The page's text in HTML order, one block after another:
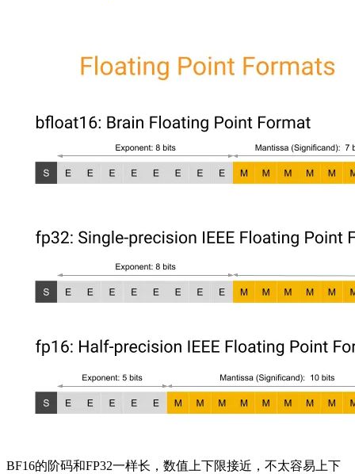
BF16的阶码和FP32一样长，数值上下限接近，不太容易上下